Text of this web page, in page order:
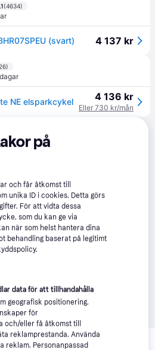
(4634)
(svart) 4 137 kr
NE elsparkcykel 4 136 kr
Eller 730 kr/mån
på
och får åtkomst till
unika ID i cookies. Detta görs
För att vidta dessa
som du kan ge via
när som helst hantera dina
behandling baserat på legitimt
data för att tillhandahålla
geografisk positionering.
för
och/eller få åtkomst till
reklamprestanda. Använda
reklam. Personanpassad